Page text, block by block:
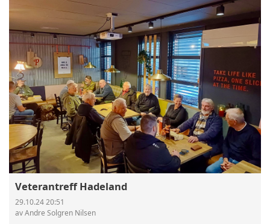
Veterantreff Hadeland
29.10.24 20:51
av Andre Solgren Nilsen